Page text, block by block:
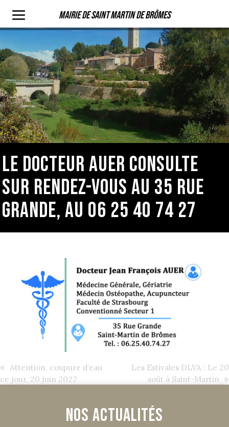
Mairie de Saint Martin de Brômes
LE DOCTEUR AUER CONSULTE
SUR RENDEZ-VOUS AU 35 RUE
GRANDE, AU 06 25 40 74 27
« Attention, coupure d’eau
ce jour, 20 juin 2022
Les Estivales DLVA : Le 20
août à Saint-Martin »
Nos Actualités